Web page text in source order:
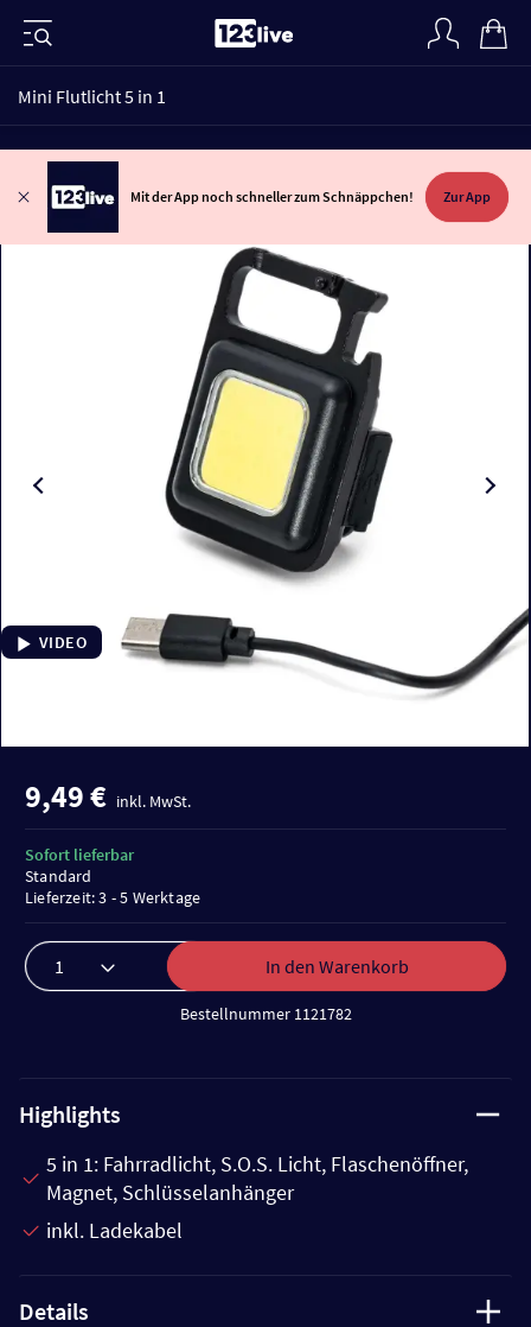
Mini Flutlicht 5 in 1
Mit der App noch schneller zum Schnäppchen! Zur App
VIDEO
9,49 € inkl. MwSt.
In den Warenkorb
Bestellnummer 1121782
Sofort lieferbar
Standard
Lieferzeit: 3 - 5 Werktage
Highlights
5 in 1: Fahrradlicht, S.O.S. Licht, Flaschenöffner,
Magnet, Schlüsselanhänger
inkl. Ladekabel
Details